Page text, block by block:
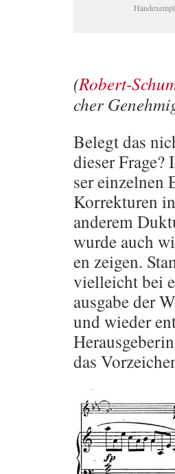
(Ro­bert-
cher
Be­legt das
die­ser
ser ein­zel­nen
Kor­rek­tu­ren
an­de­rem
wurde auch
en zei­gen.
viel­leicht bei
aus­ga­be der
und wie­der
das